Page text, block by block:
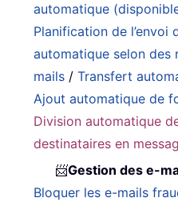
automatique
Planification de l’envoi
automatique selon des
mails /Transfert
Ajout automatique de
Division automatique
destinataires en
📨Gestion des e-
Bloquer les e-mails